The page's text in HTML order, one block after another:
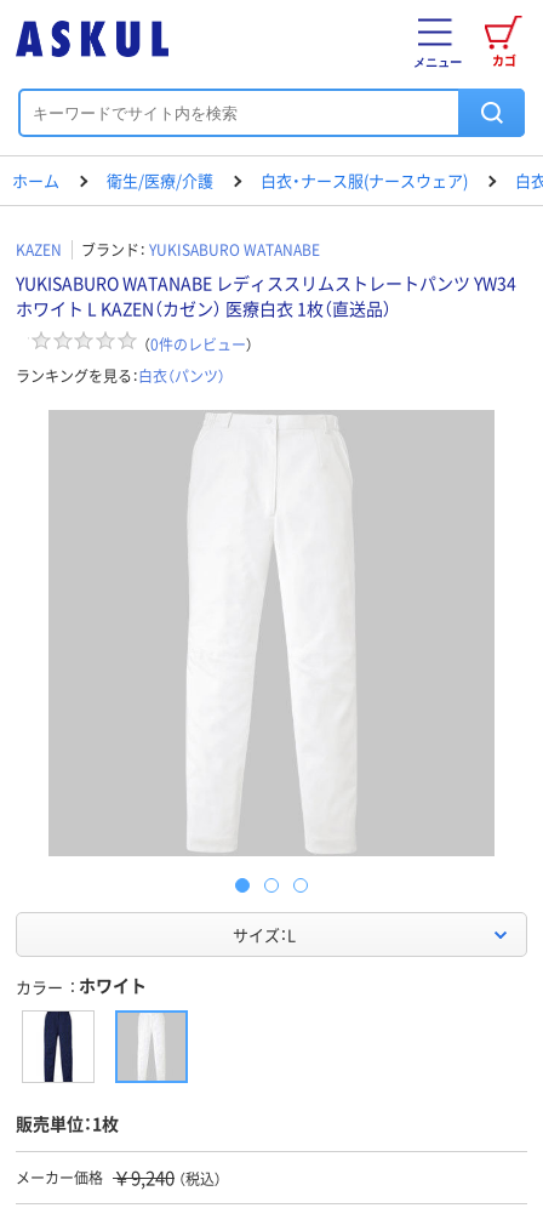
カゴ
メニュー
ホーム 衛生/医療/介護 白衣・ナース服(ナースウェア) 白
KAZEN ブランド： YUKISABURO WATANABE
YUKISABURO WATANABE レディススリムストレートパンツ YW34
ホワイト L KAZEN（カゼン） 医療白衣 1枚（直送品）
（0件のレビュー）
ランキングを見る：白衣（パンツ）
サイズ：L
カラー ホワイト
販売単位：1枚
メーカー価格 ￥9,240 （税込）